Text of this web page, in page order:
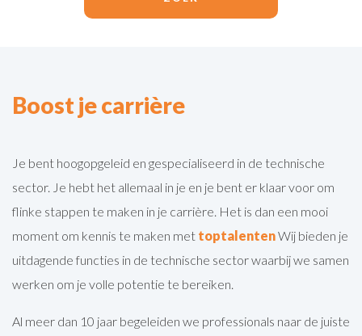
Boost je carrière
Je bent hoogopgeleid en gespecialiseerd in de technische
sector. Je hebt het allemaal in je en je bent er klaar voor om
flinke stappen te maken in je carrière. Het is dan een mooi
moment om kennis te maken met toptalentenWij bieden je
uitdagende functies in de technische sector waarbij we samen
werken om je volle potentie te bereiken.
Al meer dan 10 jaar begeleiden we professionals naar de juiste